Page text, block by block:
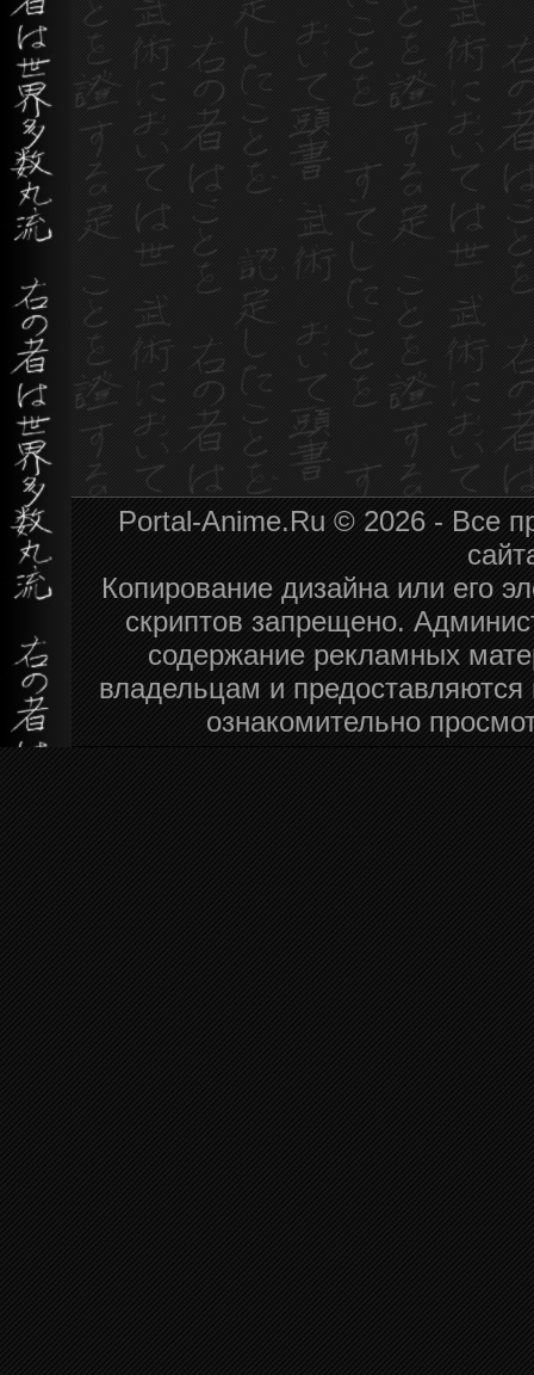
Portal-Anime.Ru © 2026 - Все
Копирование дизайна или его
скриптов запрещено.
содержание рекламных
владельцам и
ознакомительно